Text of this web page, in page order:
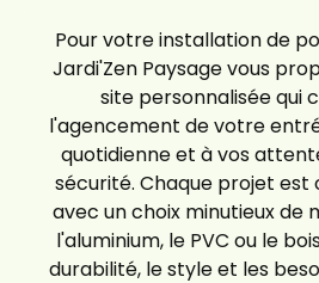
Pour votre installation de
Jardi'Zen Paysage vous
site personnalisée qui
l'agencement de votre
quotidienne et à vos
sécurité. Chaque projet est
avec un choix minutieux de
l'aluminium, le PVC ou le
durabilité, le style et les